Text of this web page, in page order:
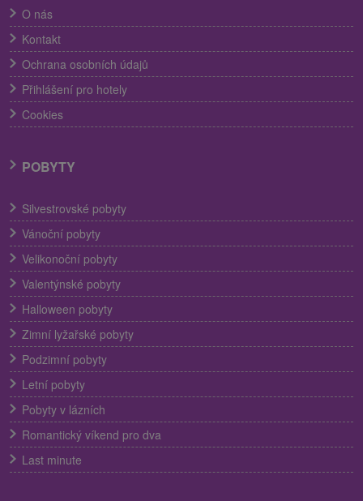
O nás
Kontakt
Ochrana osobních údajů
Přihlášení pro hotely
Cookies
POBYTY
Silvestrovské pobyty
Vánoční pobyty
Velikonoční pobyty
Valentýnské pobyty
Halloween pobyty
Zimní lyžařské pobyty
Podzimní pobyty
Letní pobyty
Pobyty v lázních
Romantický víkend pro dva
Last minute